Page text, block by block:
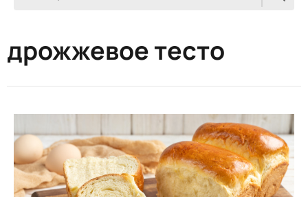
дрожжевое тесто